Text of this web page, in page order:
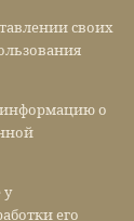
своих
информацию о
у
его